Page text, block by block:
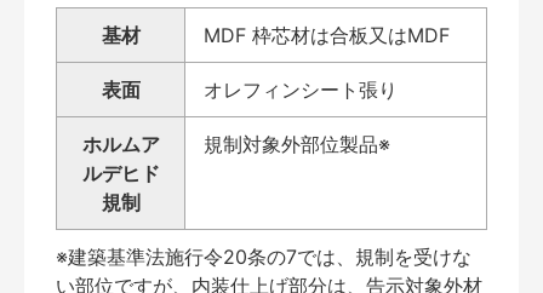
基材 MDF 枠芯材は合板又はMDF
表面 オレフィンシート張り
ホルムア
ルデヒド
規制
規制対象外部位製品※
※建築基準法施行令20条の7では、規制を受けな
い部位ですが、内装仕上げ部分は、告示対象外材